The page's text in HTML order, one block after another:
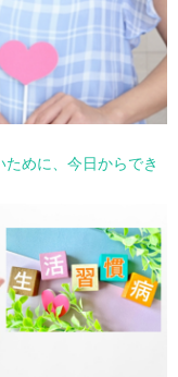
めに、今日からでき